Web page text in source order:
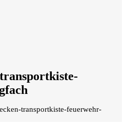
transportkiste-feuerwehr-